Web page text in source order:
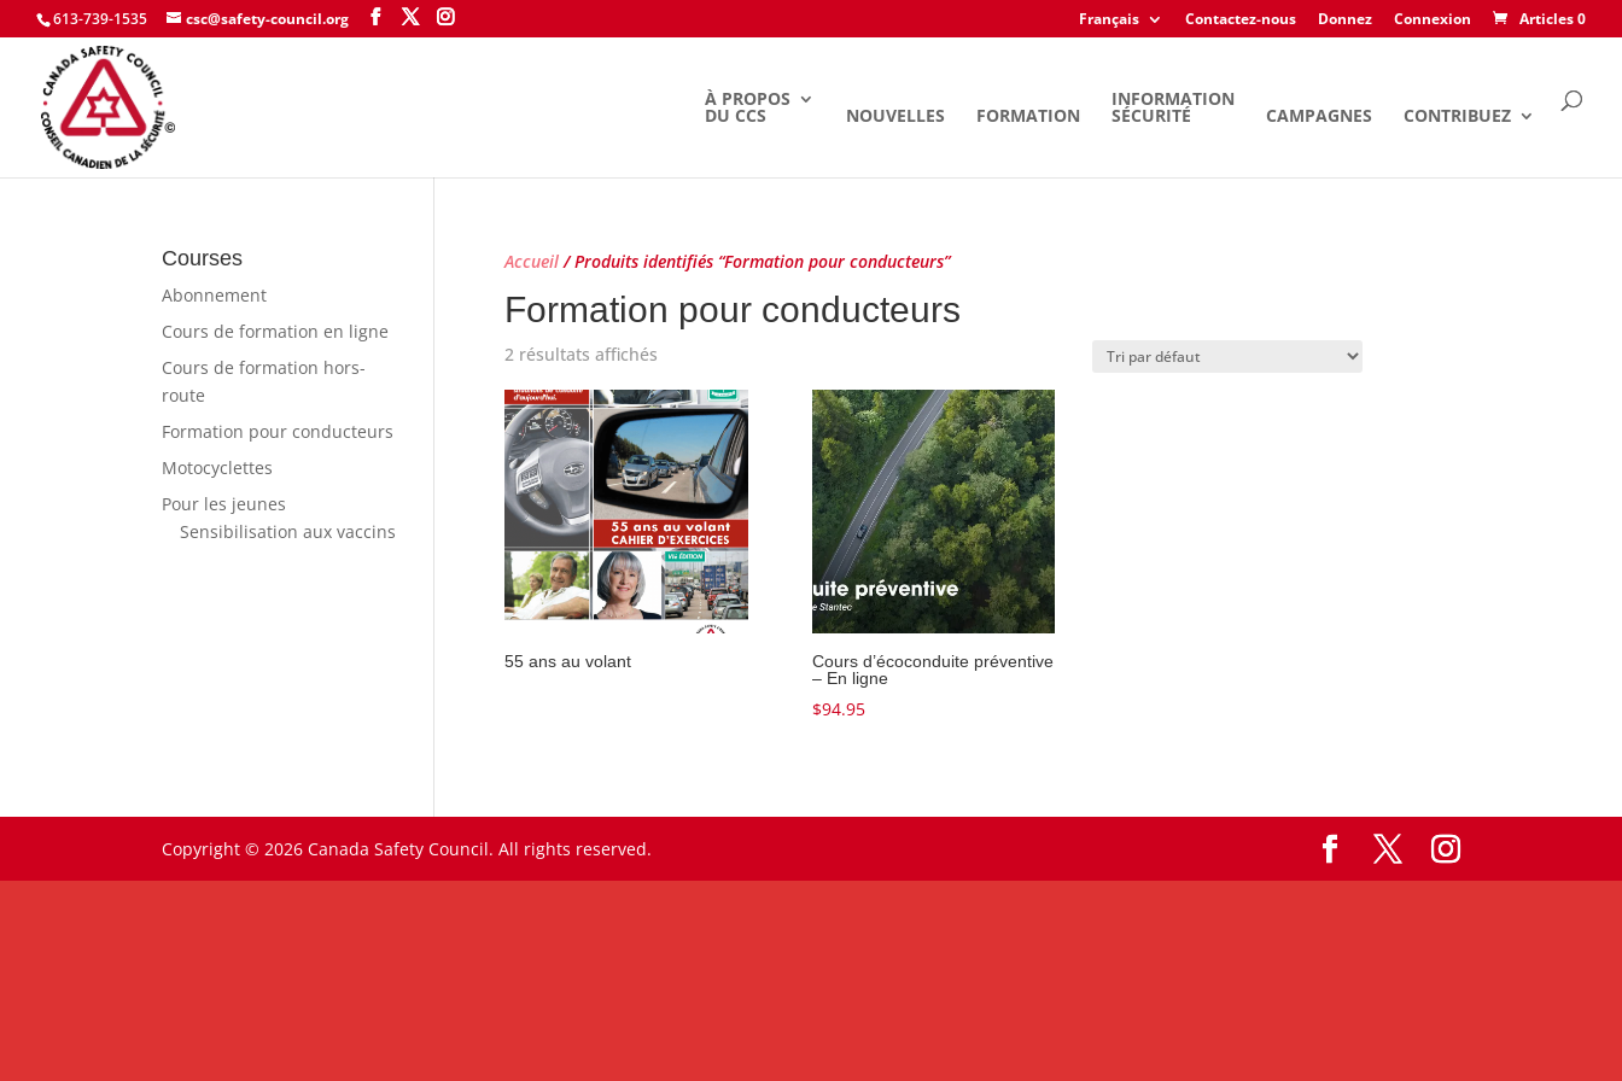
613-739-1535 csc@safety-council.org Français Contactez-nous Donnez Connexion Articles 0
À PROPOS
DU CCS NOUVELLES FORMATION
INFORMATION
SÉCURITÉ CAMPAGNES CONTRIBUEZ
Accueil/ Produits identifiés “Formation pour conducteurs”
Formation pour conducteurs
2 résultats affichés
55 ans au volant
Cours d’écoconduite préventive
– En ligne
$94.95
Courses
Abonnement
Cours de formation en ligne
Cours de formation hors-
route
Formation pour conducteurs
Motocyclettes
Pour les jeunes
Sensibilisation aux vaccins
Copyright © 2026 Canada Safety Council. All rights reserved.